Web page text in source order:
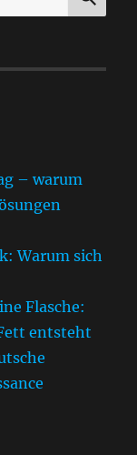
– warum
Warum sich
Flasche:
entsteht